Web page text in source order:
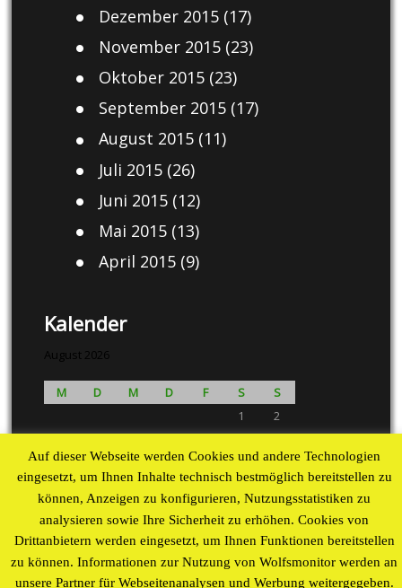
Dezember 2015(17)
November 2015(23)
Oktober 2015(23)
September 2015(17)
August 2015(11)
Juli 2015(26)
Juni 2015(12)
Mai 2015(13)
April 2015(9)
Kalender
August 2026
M D M D F S
S
1
2
10
11 12 13 14 15
16
17
18 19 20 21 22
23
29
31
Auf dieser Webseite werden Cookies und andere Technologien
eingesetzt, um Ihnen Inhalte technisch bestmöglich bereitstellen zu
können, Anzeigen zu konfigurieren, Nutzungsstatistiken zu
analysieren sowie Ihre Sicherheit zu erhöhen. Cookies von
Drittanbietern werden eingesetzt, um Ihnen Funktionen bereitstellen
zu können. Informationen zur Nutzung von Wolfsmonitor werden an
unsere Partner für Webseitenanalysen und Werbung weitergegeben.